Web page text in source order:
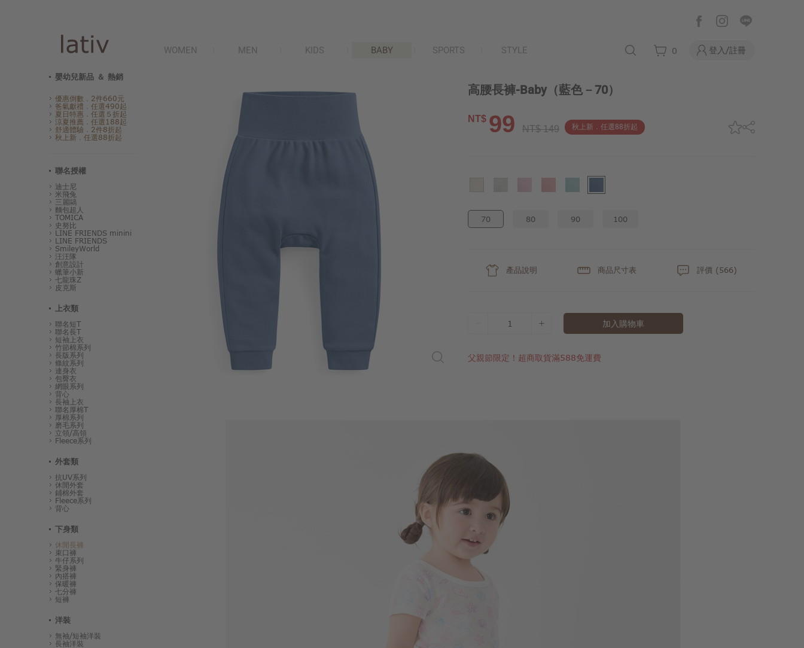
WOMEN MEN KIDS BABY SPORTS STYLE 0 登入/註冊
嬰幼兒新品 ＆ 熱銷
優惠倒數．2件660元
爸氣獻禮．任選490起
夏日特惠．任選５折起
涼夏推薦．任選188起
舒適體驗．2件8折起
秋上新．任選88折起
聯名授權
迪士尼
米飛兔
三麗鷗
麵包超人
TOMICA
史努比
LINE FRIENDS minini
LINE FRIENDS
SmileyWorld
汪汪隊
創意設計
蠟筆小新
七龍珠Z
皮克斯
上衣類
聯名短T
聯名長T
短袖上衣
竹節棉系列
長版系列
條紋系列
連身衣
包臀衣
網眼系列
背心
長袖上衣
聯名厚棉T
厚棉系列
磨毛系列
立領/高領
Fleece系列
外套類
抗UV系列
休閒外套
鋪棉外套
Fleece系列
背心
下身類
休閒長褲
束口褲
牛仔系列
緊身褲
內搭褲
保暖褲
七分褲
短褲
洋裝
無袖/短袖洋裝
長袖洋裝
高腰長褲-Baby （藍色－70）
NT$ 99 NT$ 149 秋上新．任選88折起
70 80 90 100
產品說明 商品尺寸表 評價 (566)
1 加入購物車
父親節限定！超商取貨滿588免運費